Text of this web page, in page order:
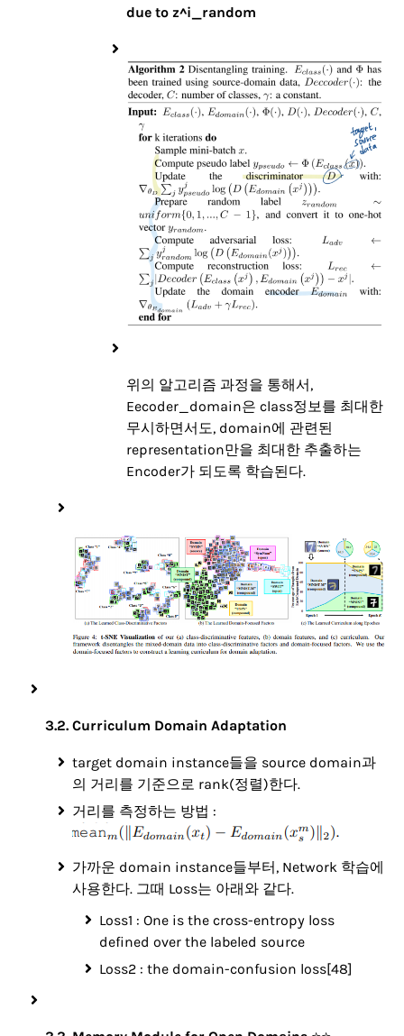
due to z^i_random
위의 알고리즘 과정을 통해서,
Eecoder_domain은 class정보를 최대한
무시하면서도, domain에 관련된
representation만을 최대한 추출하는
Encoder가 되도록 학습된다.
3.2. Curriculum Domain Adaptation
target domain instance들을 source domain과
의 거리를 기준으로 rank(정렬)한다.
거리를 측정하는 방법 :
가까운 domain instance들부터, Network 학습에
사용한다. 그때 Loss는 아래와 같다.
Loss1 : One is the cross-entropy loss
defined over the labeled source
Loss2 : the domain-confusion loss[48]